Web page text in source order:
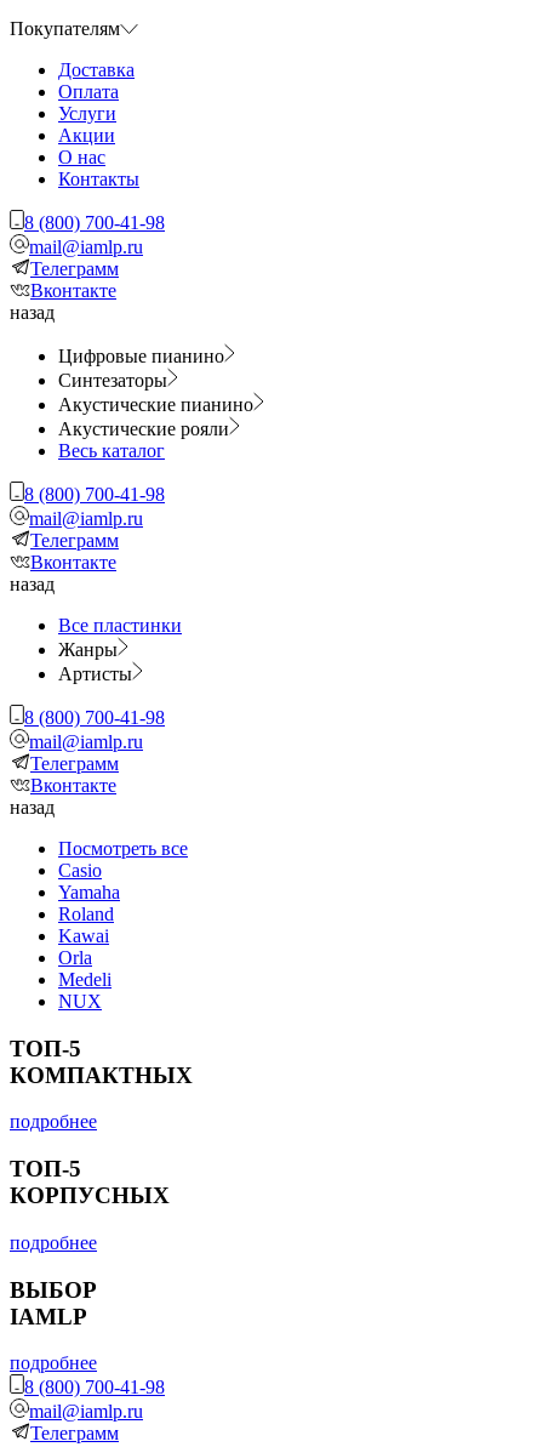
Покупателям
Доставка
Оплата
Услуги
Акции
О нас
Контакты
8 (800) 700-41-98
mail@iamlp.ru
Телеграмм
Вконтакте
назад
Цифровые пианино
Синтезаторы
Акустические пианино
Акустические рояли
Весь каталог
8 (800) 700-41-98
mail@iamlp.ru
Телеграмм
Вконтакте
назад
Все пластинки
Жанры
Артисты
8 (800) 700-41-98
mail@iamlp.ru
Телеграмм
Вконтакте
назад
Посмотреть все
Casio
Yamaha
Roland
Kawai
Orla
Medeli
NUX
ТОП-5
КОМПАКТНЫХ
подробнее
ТОП-5
КОРПУСНЫХ
подробнее
ВЫБОР
IAMLP
подробнее
8 (800) 700-41-98
mail@iamlp.ru
Телеграмм